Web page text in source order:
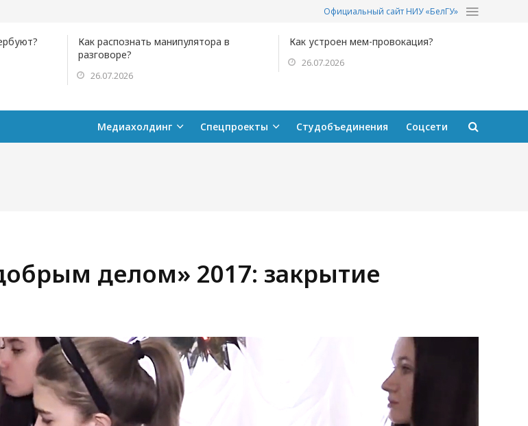
Официальный сайт НИУ «БелГУ»
Как распознать манипулятора в
разговоре?
26.07.2026
Как устроен мем-провокация?
26.07.2026
Медиахолдинг Спецпроекты Студобъединения Соцсети
делом» 2017: закрытие